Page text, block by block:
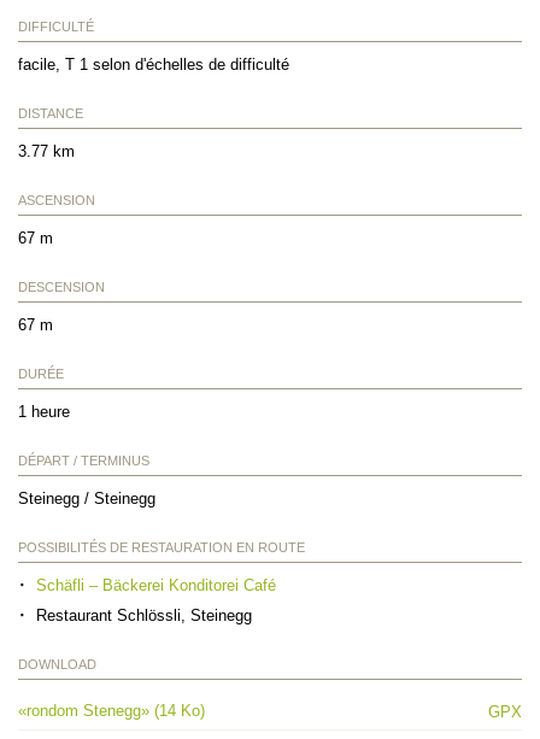
DIFFICULTÉ
facile, T 1 selon d'échelles de difficulté
DISTANCE
3.77 km
ASCENSION
67 m
DESCENSION
67 m
DURÉE
1 heure
DÉPART / TERMINUS
Steinegg / Steinegg
POSSIBILITÉS DE RESTAURATION EN ROUTE
Schäfli – Bäckerei Konditorei Café
Restaurant Schlössli, Steinegg
DOWNLOAD
«rondom Stenegg» (14 Ko) GPX